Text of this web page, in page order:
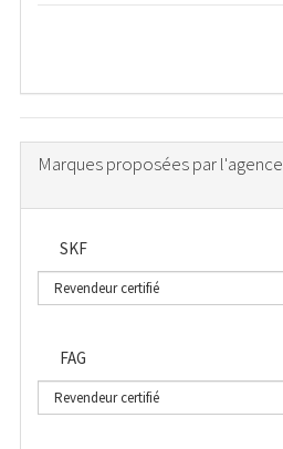
Marques proposées par l'agence
SKF
FAG